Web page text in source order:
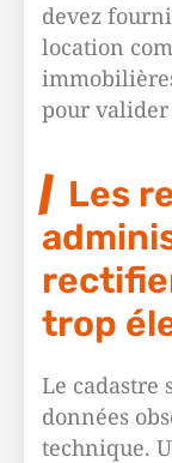
devez
location
pour valider
Les
trop
Le cadastre
données
technique.